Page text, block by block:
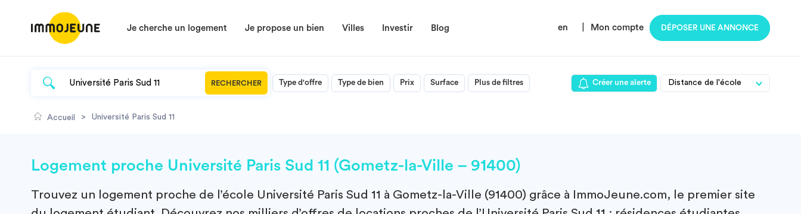
Je cherche un logement Je propose un bien Villes Investir Blog en Mon compte DÉPOSER UNE ANNONCE
RECHERCHER Type d'offre Type de bien Prix Surface Plus de filtres Créer une alerte
Accueil > Université Paris Sud 11
Logement proche Université Paris Sud 11 (Gometz-la-Ville – 91400)
Trouvez un logement proche de l’école Université Paris Sud 11 à Gometz-la-Ville (91400) grâce à ImmoJeune.com, le premier site